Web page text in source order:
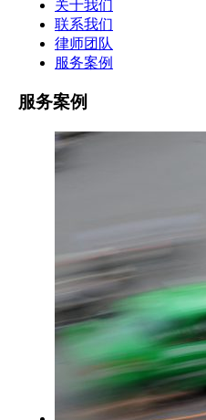
关于我们
联系我们
律师团队
服务案例
服务案例